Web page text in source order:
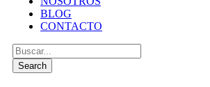
BLOG
CONTACTO